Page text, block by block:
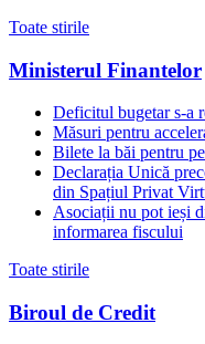
Toate stirile
Ministerul Finantelor
Deficitul bugetar s-a
Măsuri pentru
Bilete la băi pentru
Declarația Unică
din Spațiul Privat
Asociații nu pot ieși
informarea fiscului
Toate stirile
Biroul de Credit